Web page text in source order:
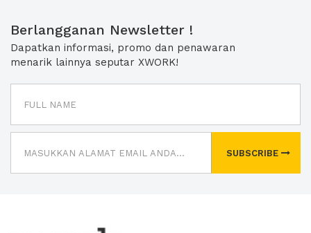
Berlangganan Newsletter !
Dapatkan informasi, promo dan penawaran
menarik lainnya seputar XWORK!
SUBSCRIBE